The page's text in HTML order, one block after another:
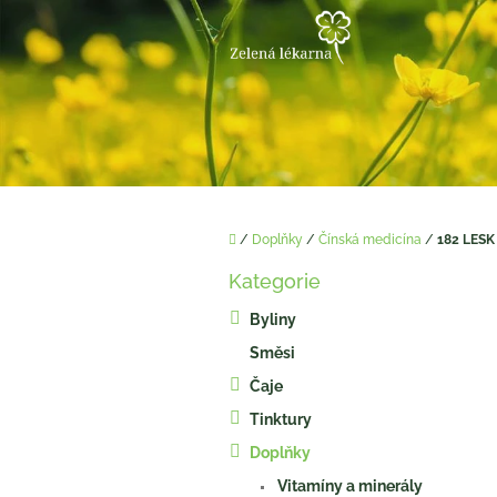
obsah
Domů
/ Doplňky / Čínská medicína / 182
Přeskočit
Kategorie
Byliny
Směsi
Čaje
Tinktury
Doplňky
Vitamíny a minerály